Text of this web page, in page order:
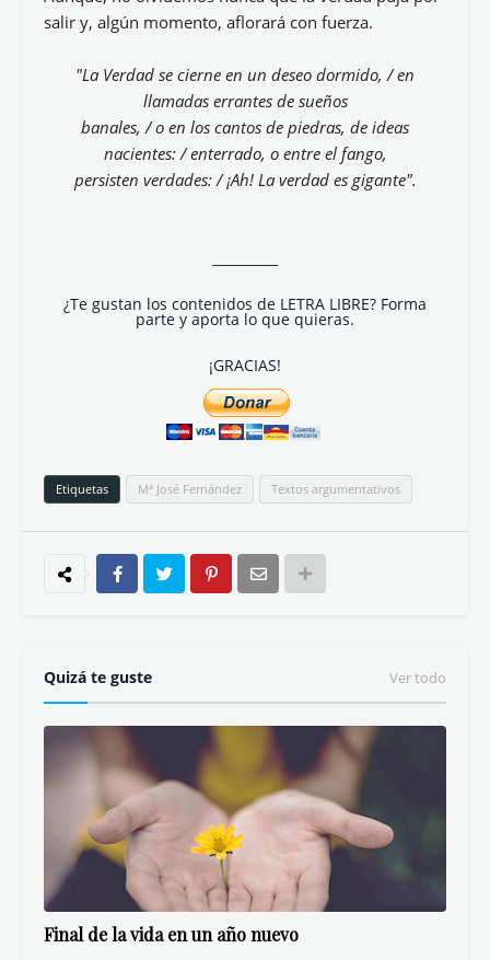
salir y, algún momento, aflorará con fuerza.
"La Verdad se cierne en un deseo dormido, / en
llamadas errantes de sueños
banales, / o en los cantos de piedras, de ideas
nacientes: / enterrado, o entre el fango,
persisten verdades: / ¡Ah! La verdad es gigante".
¿Te gustan los contenidos de LETRA LIBRE? Forma
parte y aporta lo que quieras.
¡GRACIAS!
Etiquetas Mª José Fernández Textos argumentativos
Quizá te guste Ver todo
Final de la vida en un año nuevo